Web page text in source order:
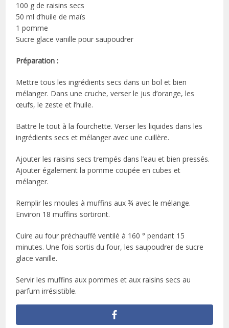
100 g de raisins secs
50 ml d’huile de maïs
1 pomme
Sucre glace vanille pour saupoudrer
Préparation :
Mettre tous les ingrédients secs dans un bol et bien
mélanger. Dans une cruche, verser le jus d’orange, les
œufs, le zeste et l’huile.
Battre le tout à la fourchette. Verser les liquides dans les
ingrédients secs et mélanger avec une cuillère.
Ajouter les raisins secs trempés dans l’eau et bien pressés.
Ajouter également la pomme coupée en cubes et
mélanger.
Remplir les moules à muffins aux ¾ avec le mélange.
Environ 18 muffins sortiront.
Cuire au four préchauffé ventilé à 160 ° pendant 15
minutes. Une fois sortis du four, les saupoudrer de sucre
glace vanille.
Servir les muffins aux pommes et aux raisins secs au
parfum irrésistible.